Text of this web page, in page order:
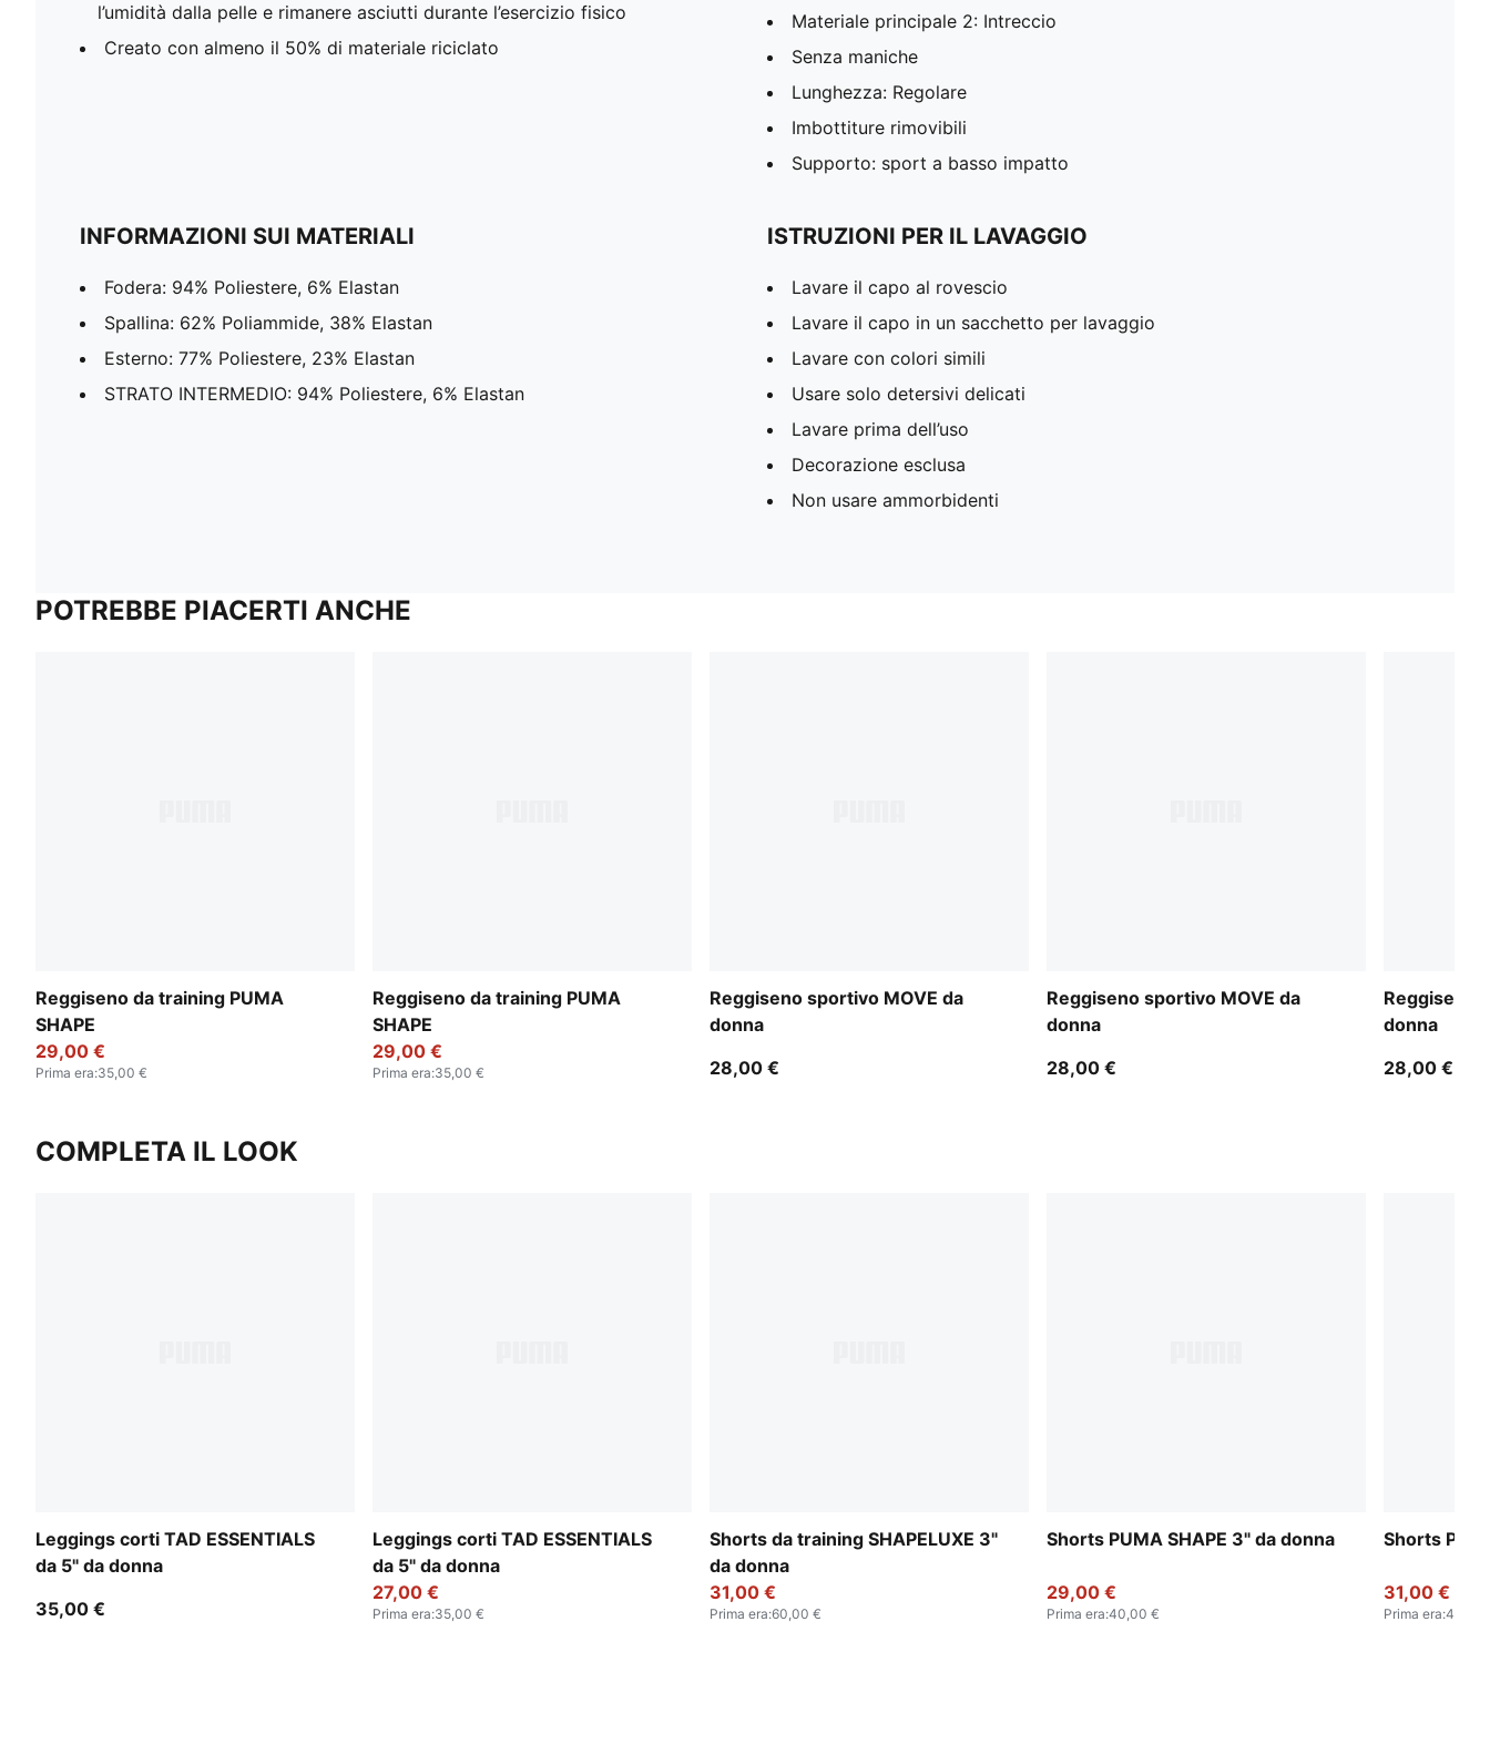
l’umidità dalla pelle e rimanere asciutti durante l’esercizio fisico
Creato con almeno il 50% di materiale riciclato
Materiale principale 2: Intreccio
Senza maniche
Lunghezza: Regolare
Imbottiture rimovibili
Supporto: sport a basso impatto
INFORMAZIONI SUI MATERIALI
Fodera: 94% Poliestere, 6% Elastan
Spallina: 62% Poliammide, 38% Elastan
Esterno: 77% Poliestere, 23% Elastan
STRATO INTERMEDIO: 94% Poliestere, 6% Elastan
ISTRUZIONI PER IL LAVAGGIO
Lavare il capo al rovescio
Lavare il capo in un sacchetto per lavaggio
Lavare con colori simili
Usare solo detersivi delicati
Lavare prima dell’uso
Decorazione esclusa
Non usare ammorbidenti
POTREBBE PIACERTI ANCHE
Reggiseno da training PUMA
SHAPE
29,00 €
Prima era:35,00 €
Reggiseno da training PUMA
SHAPE
29,00 €
Prima era:35,00 €
Reggiseno sportivo MOVE da
donna
28,00 €
Reggiseno sportivo MOVE da
donna
28,00 €
Reggiseno
donna
28,00 €
COMPLETA IL LOOK
Leggings corti TAD ESSENTIALS
da 5" da donna
35,00 €
Leggings corti TAD ESSENTIALS
da 5" da donna
27,00 €
Prima era:35,00 €
Shorts da training SHAPELUXE 3"
da donna
31,00 €
Prima era:60,00 €
Shorts PUMA SHAPE 3" da donna
29,00 €
Prima era:40,00 €
Shorts
31,00 €
Prima era:40,00